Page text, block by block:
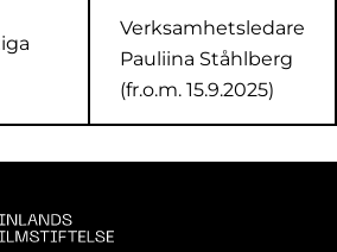
Verksamhetsledare
Pauliina Ståhlberg
(fr.o.m. 15.9.2025)